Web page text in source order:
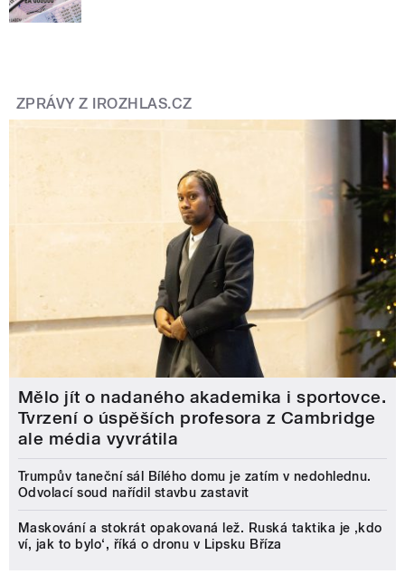
ZPRÁVY Z IROZHLAS.CZ
Mělo jít o nadaného akademika i sportovce.
Tvrzení o úspěších profesora z Cambridge
ale média vyvrátila
Trumpův taneční sál Bílého domu je zatím v nedohlednu.
Odvolací soud nařídil stavbu zastavit
Maskování a stokrát opakovaná lež. Ruská taktika je ‚kdo
ví, jak to bylo‘, říká o dronu v Lipsku Bříza